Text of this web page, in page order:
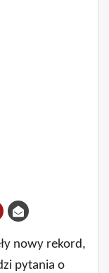
nowy rekord,
pytania o